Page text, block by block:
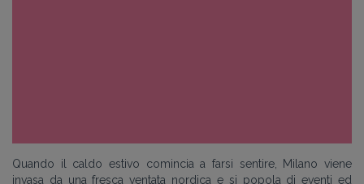
Quando il caldo estivo comincia a farsi sentire, Milano viene
invasa da una fresca ventata nordica e si popola di eventi ed